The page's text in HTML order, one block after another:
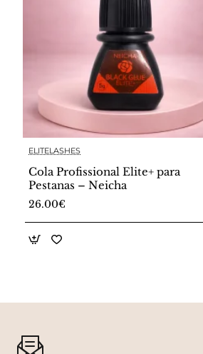
ELITELASHES
Cola Profissional Elite+ para
Pestanas – Neicha
26.00€